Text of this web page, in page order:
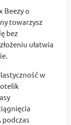
Beezy o
towarzysz
bez
ułatwia
w
podczas